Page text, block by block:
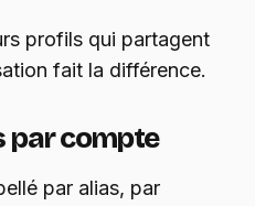
profils qui partagent
fait la différence.
par compte
par alias, par